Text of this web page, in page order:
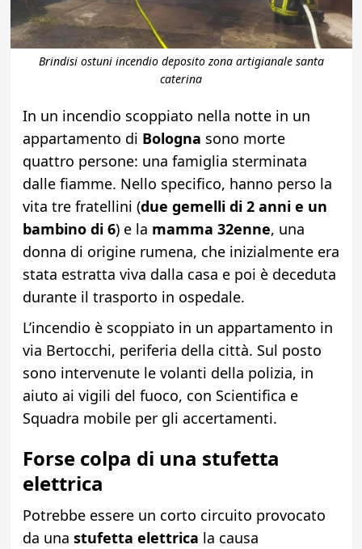
Brindisi ostuni incendio deposito zona artigianale santa
caterina
In un incendio scoppiato nella notte in un
appartamento di Bologna sono morte
quattro persone: una famiglia sterminata
dalle fiamme. Nello specifico, hanno perso la
vita tre fratellini (due gemelli di 2 anni e un
bambino di 6) e la mamma 32enne, una
donna di origine rumena, che inizialmente era
stata estratta viva dalla casa e poi è deceduta
durante il trasporto in ospedale.
L’incendio è scoppiato in un appartamento in
via Bertocchi, periferia della città. Sul posto
sono intervenute le volanti della polizia, in
aiuto ai vigili del fuoco, con Scientifica e
Squadra mobile per gli accertamenti.
Forse colpa di una stufetta
elettrica
Potrebbe essere un corto circuito provocato
da una stufetta elettrica la causa